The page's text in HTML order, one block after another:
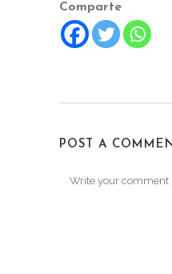
Comparte
POST A